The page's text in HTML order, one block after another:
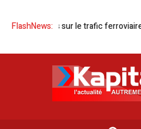
FlashNews:sur le trafic ferroviaire